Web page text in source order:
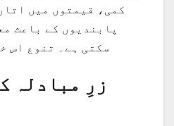
کمی، قیمتوں میں
پابندیوں کے باعث
سکتی ہے۔ تنوع اس
زرِ مبادلہ